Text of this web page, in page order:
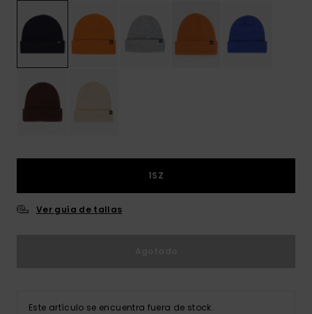
1SZ
Ver guía de tallas
Este artículo se encuentra fuera de stock.